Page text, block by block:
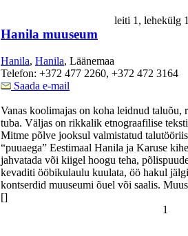
leiti 1,
Hanila muuseum
Hanila, Hanila, Läänemaa
Telefon: +372 477 2260, +372 472 3164
Saada e-mail
Vanas koolimajas on koha leidnud taluõu,
tuba. Väljas on rikkalik etnograafilise
Mitme põlve jooksul valmistatud
“puuaega” Eestimaal Hanila ja Karuse
jahvatada või kiigel hoogu teha,
kevaditi ööbikulaulu kuulata, öö hakul
kontserdid muuseumi õuel või saalis.
[]
1